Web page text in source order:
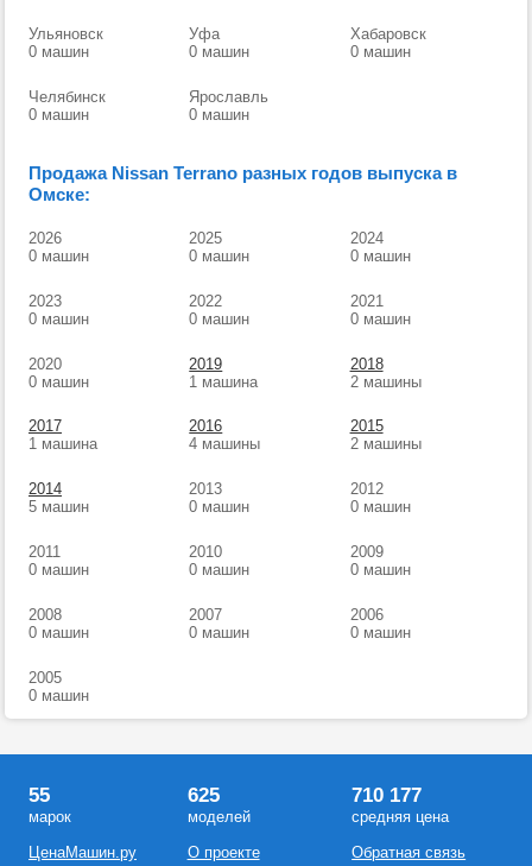
Ульяновск
0 машин
Уфа
0 машин
Хабаровск
0 машин
Челябинск
0 машин
Ярославль
0 машин
Продажа Nissan Terrano разных годов выпуска в
Омске:
2026
0 машин
2025
0 машин
2024
0 машин
2023
0 машин
2022
0 машин
2021
0 машин
2020
0 машин
2019
1 машина
2018
2 машины
2017
1 машина
2016
4 машины
2015
2 машины
2014
5 машин
2013
0 машин
2012
0 машин
2011
0 машин
2010
0 машин
2009
0 машин
2008
0 машин
2007
0 машин
2006
0 машин
2005
0 машин
55
марок
ЦенаМашин.ру
625
моделей
О проекте
710 177
средняя цена
Обратная связь